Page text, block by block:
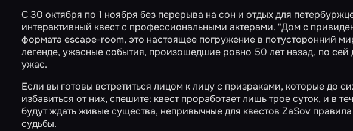
С 30 октября по 1 ноября без перерыва на сон и отдых для
интерактивный квест с профессиональными актерами. "Дом с
формата escape-room, это настоящее погружение в потусторонний
легенде, ужасные события, произошедшие ровно 50 лет назад, по сей
ужас.
Если вы готовы встретиться лицом к лицу с призраками, которые до
избавиться от них, спешите: квест проработает лишь трое суток, и в
будут ждать живые существа, непривычные для квестов ZaSov
судьбы.